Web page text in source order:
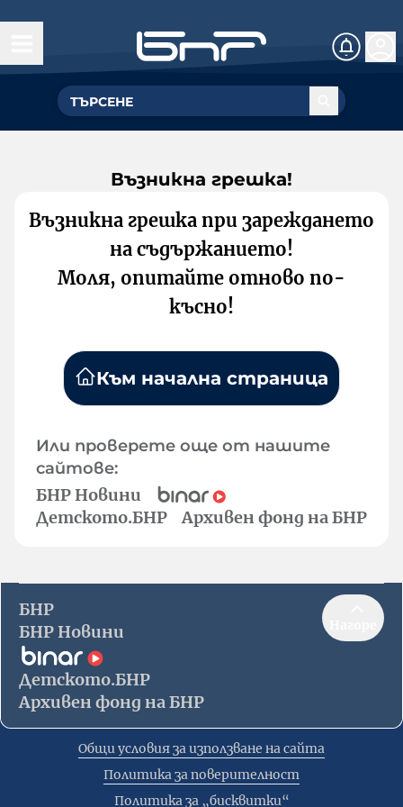
Възникна грешка!
Възникна грешка при зареждането
на съдържанието!
Моля, опитайте отново по-
късно!
Към начална страница
Или проверете още от нашите
сайтове:
БНР Новини
Детското.БНР
Архивен фонд на БНР
БНР
БНР Новини
Детското.БНР
Архивен фонд на БНР
Общи условия за използване на сайта
Политика за поверителност
Политика за „бисквитки“